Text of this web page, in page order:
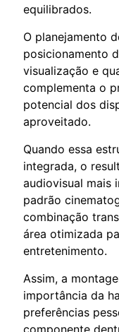
equilibrados.
O planejamento
posicionamento
visualização e
complementa o
potencial dos
aproveitado.
Quando essa
integrada, o
audiovisual mais
padrão
combinação
área otimizada
entretenimento.
Assim, a
importância da
preferências
componente